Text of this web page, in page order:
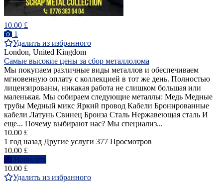
10.00 £
1
Удалить из избранного
London, United Kingdom
Самые высокие цены за сбор металлолома
Мы покупаем различные виды металлов и обеспечиваем
мгновенную оплату с коллекцией в тот же день. Полностью
лицензированы, никакая работа не слишком большая или
маленькая. Мы собираем следующие металлы: Медь Медные
трубы Медный микс Яркий провод Кабели Бронированные
кабели Латунь Свинец Бронза Сталь Нержавеющая сталь И
еще... Почему выбирают нас? Мы специализ...
10.00 £
1 год назад Другие услуги 377 Просмотров
10.00 £
Написать
10.00 £
Удалить из избранного